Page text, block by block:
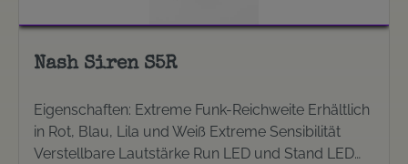
Nash Siren S5R
Eigenschaften: Extreme Funk-Reichweite Erhältlich
in Rot, Blau, Lila und Weiß Extreme Sensibilität
Verstellbare Lautstärke Run LED und Stand LED